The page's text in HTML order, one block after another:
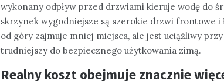
wykonany odpływ przed drzwiami kieruje wodę do
skrzynek wygodniejsze są szerokie drzwi frontowe i
od góry zajmuje mniej miejsca, ale jest uciążliwy
trudniejszy do bezpiecznego użytkowania zimą.
Realny koszt obejmuje znacznie